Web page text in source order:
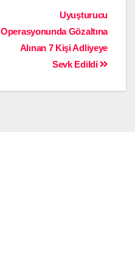
Uyuşturucu
Operasyonunda Gözaltına
Alınan 7 Kişi Adliyeye
Sevk Edildi